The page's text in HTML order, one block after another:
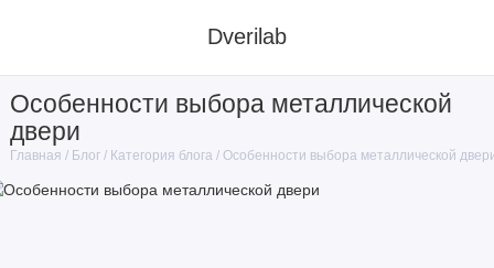
Dverilab
Особенности выбора металлической
двери
Главная Блог Категория блога Особенности выбора металлической